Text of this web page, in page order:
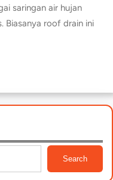
saringan air hujan
Biasanya roof drain ini
Search